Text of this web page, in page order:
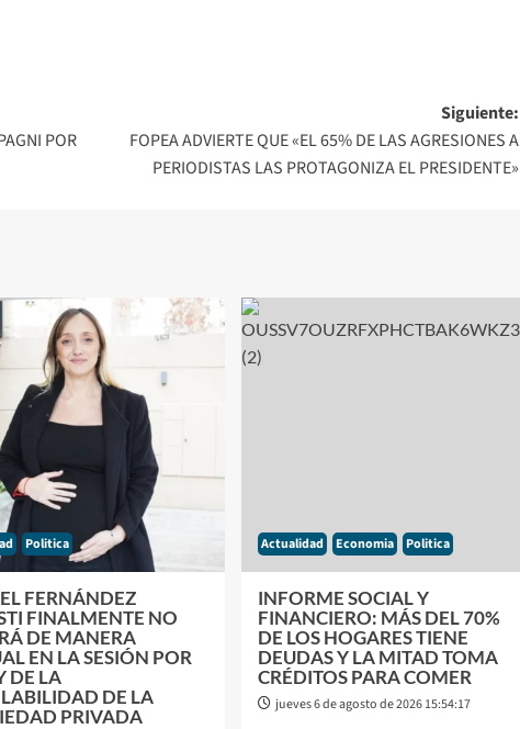
POR
Siguiente:
FOPEA ADVIERTE QUE «EL 65% DE LAS AGRESIONES A
PERIODISTAS LAS PROTAGONIZA EL PRESIDENTE»
Politica
FERNÁNDEZ
FINALMENTE NO
DE MANERA
EN LA SESIÓN POR
DE LA
DE LA
PRIVADA
Actualidad Economia Politica
INFORME SOCIAL Y
FINANCIERO: MÁS DEL 70%
DE LOS HOGARES TIENE
DEUDAS Y LA MITAD TOMA
CRÉDITOS PARA COMER
jueves 6 de agosto de 2026 15:54:17